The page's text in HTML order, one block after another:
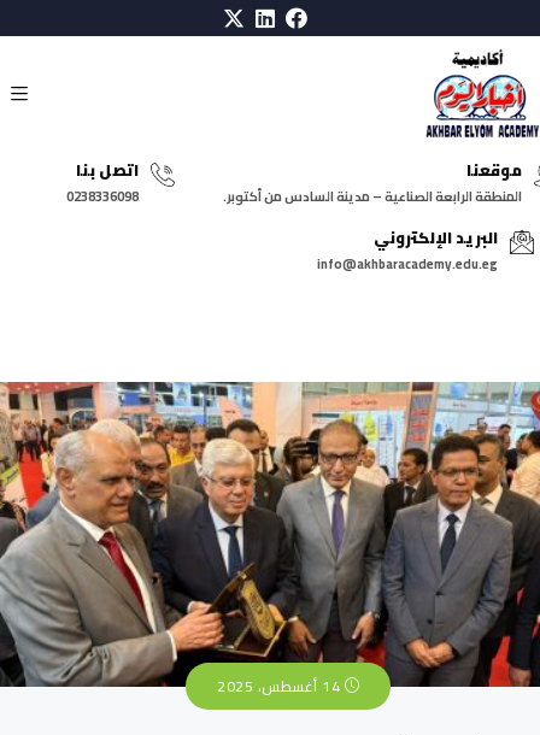
موقعنا
المنطقة الرابعة الصناعية – مدينة السادس من أكتوبر.
اتصل بنا
0238336098
البريد الإلكتروني
info@akhbaracademy.edu.eg